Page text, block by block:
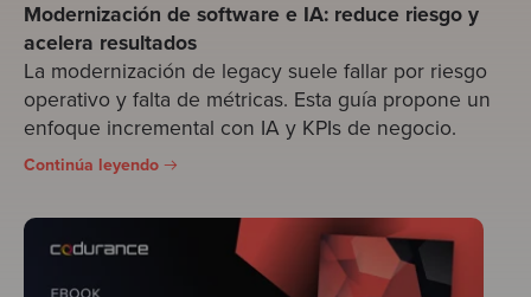
Modernización de software e IA: reduce riesgo y
acelera resultados
La modernización de legacy suele fallar por riesgo
operativo y falta de métricas. Esta guía propone un
enfoque incremental con IA y KPIs de negocio.
Continúa leyendo